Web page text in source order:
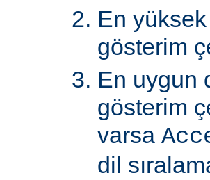
En
gösterim
En uygun
gösterim
varsa
dil